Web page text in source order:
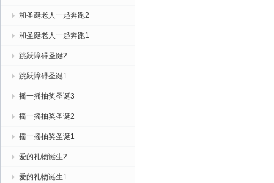
和圣诞老人一起奔跑2
和圣诞老人一起奔跑1
跳跃障碍圣诞2
跳跃障碍圣诞1
摇一摇抽奖圣诞3
摇一摇抽奖圣诞2
摇一摇抽奖圣诞1
爱的礼物诞生2
爱的礼物诞生1